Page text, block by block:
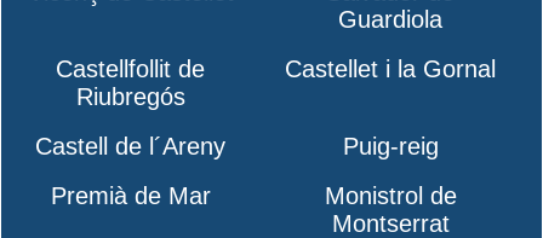
Guardiola
Castellfollit de
Riubregós
Castellet i la Gornal
Castell de l´Areny
Puig-reig
Premià de Mar
Monistrol de
Montserrat